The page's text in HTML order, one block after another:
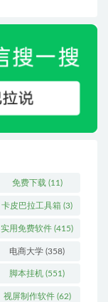
免费下载 (11)
卡皮巴拉工具箱 (3)
实用免费软件 (415)
电商大学 (358)
脚本挂机 (551)
视屏制作软件(62)